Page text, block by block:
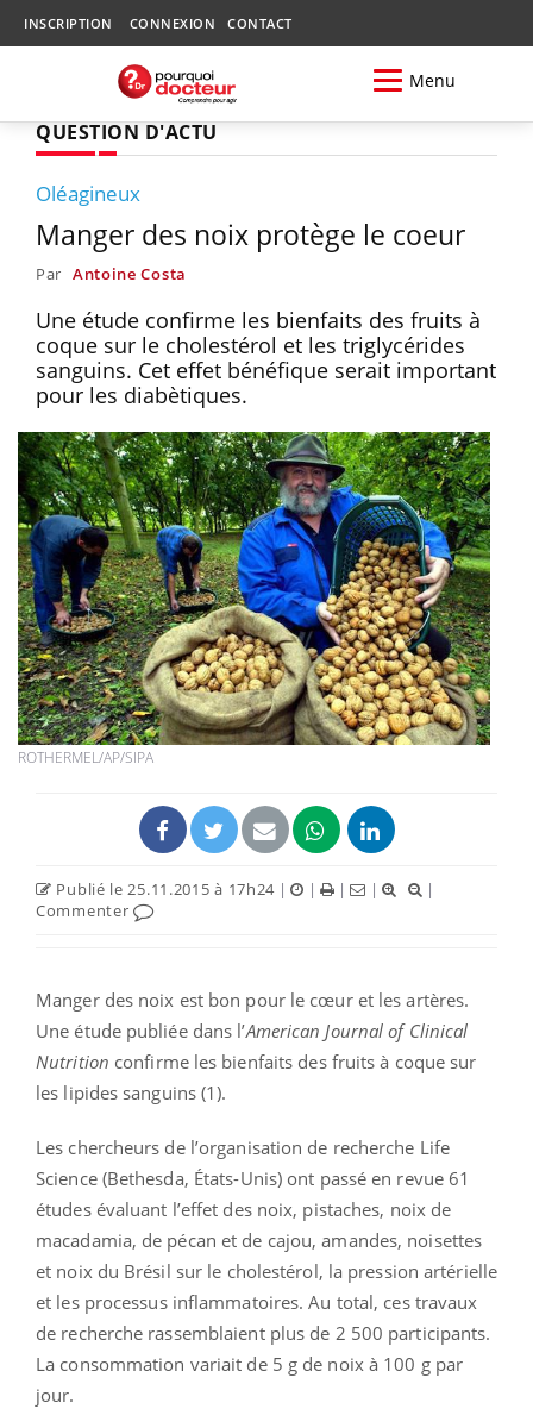
INSCRIPTION CONNEXION CONTACT
Menu
QUESTION D'ACTU
Oléagineux
Manger des noix protège le coeur
Par Antoine Costa
Une étude confirme les bienfaits des fruits à
coque sur le cholestérol et les triglycérides
sanguins. Cet effet bénéfique serait important
pour les diabètiques.
ROTHERMEL/AP/SIPA
Publié le 25.11.2015 à 17h24 | | | |
|
Commenter
Manger des noix est bon pour le cœur et les artères.
Une étude publiée dans l’American Journal of Clinical
Nutrition confirme les bienfaits des fruits à coque sur
les lipides sanguins (1).
Les chercheurs de l’organisation de recherche Life
Science (Bethesda, États-Unis) ont passé en revue 61
études évaluant l’effet des noix, pistaches, noix de
macadamia, de pécan et de cajou, amandes, noisettes
et noix du Brésil sur le cholestérol, la pression artérielle
et les processus inflammatoires. Au total, ces travaux
de recherche rassemblaient plus de 2 500 participants.
La consommation variait de 5 g de noix à 100 g par
jour.